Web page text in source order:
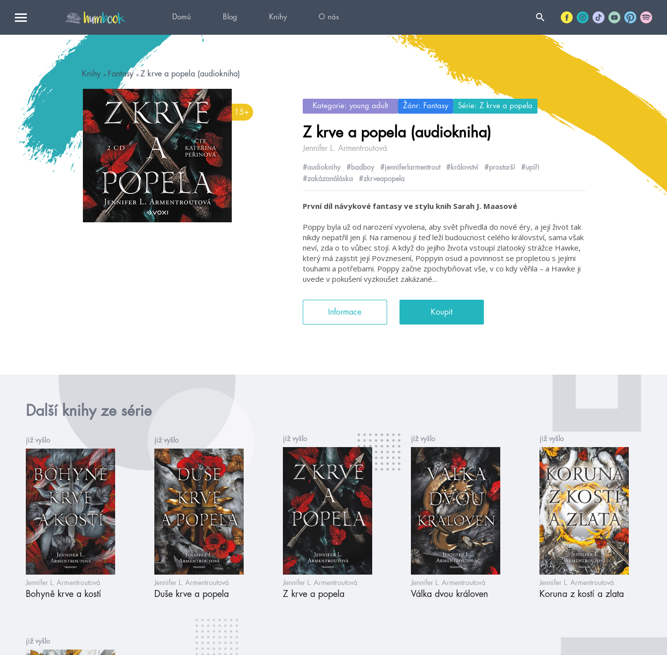
Domů Blog Knihy O nás
Knihy Fantasy Z krve a popela (audiokniha)
15+
Kategorie: young adult Žánr: Fantasy Série: Z krve a popela
Z krve a popela (audiokniha)
Jennifer L. Armentroutová
#audioknihy #badboy #jenniferlarmentrout #království #prostarší
#upíři
#zakázanáláska
#zkrveapopela
První díl návykové fantasy ve stylu knih Sarah J. Maasové
Poppy byla už od narození vyvolena, aby svět přivedla do nové éry, a její život tak
nikdy nepatřil jen jí. Na ramenou jí teď leží budoucnost celého království, sama však
neví, zda o to vůbec stojí. A když do jejího života vstoupí zlatooký strážce Hawke,
který má zajistit její Povznesení, Poppyin osud a povinnost se propletou s jejími
touhami a potřebami. Poppy začne zpochybňovat vše, v co kdy věřila – a Hawke ji
uvede v pokušení vyzkoušet zakázané…
Informace Koupit
Další knihy ze série
již vyšlo
Jennifer L. Armentroutová
Bohyně krve a kostí
již vyšlo
Jennifer L. Armentroutová
Duše krve a popela
již vyšlo
Jennifer L. Armentroutová
Z krve a popela
již vyšlo
Jennifer L. Armentroutová
Válka dvou královen
již vyšlo
Jennifer L. Armentroutová
Koruna z kostí a zlata
již vyšlo